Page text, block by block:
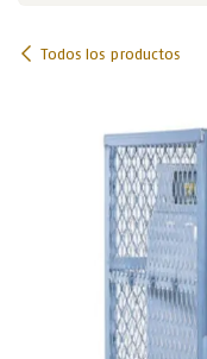
Todos los productos